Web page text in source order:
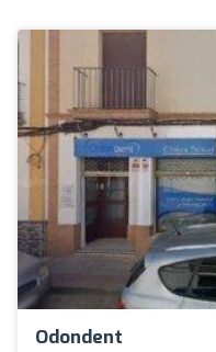
Odondent